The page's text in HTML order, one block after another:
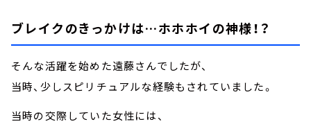
ブレイクのきっかけは…ホホホイの神様！？
そんな活躍を始めた遠藤さんでしたが、
当時、少しスピリチュアルな経験もされていました。
当時の交際していた女性には、